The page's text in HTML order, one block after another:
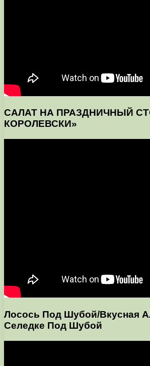
САЛАТ НА ПРАЗДНИЧНЫЙ
КОРОЛЕВСКИ»
Лосось Под Шубой/Вкусная
Селедке Под Шубой